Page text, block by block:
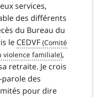
services,
des différents
du Bureau du
le CEDVF
,
retraite. Je crois
des
pour dire